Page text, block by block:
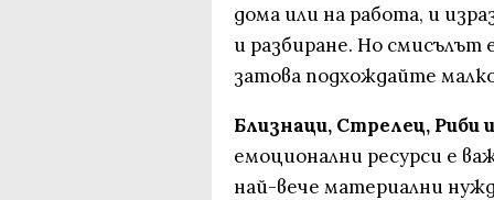
дома или на работа, и
и разбиране. Но смисълът
затова подхождайте
Близнаци, Стрелец, Риби
емоционални ресурси е
най-вече материални